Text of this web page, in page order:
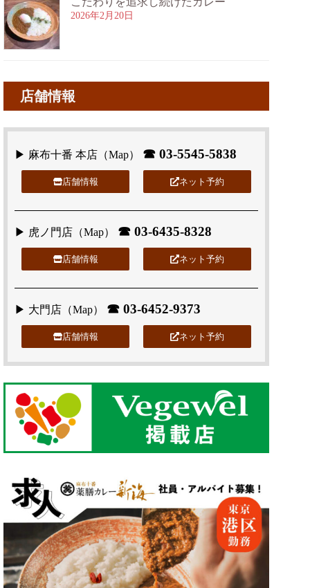
2026年2月20日
店舗情報
▶ 麻布十番 本店（Map） ☎ 03-5545-5838
店舗情報 ネット予約
▶ 虎ノ門店（Map） ☎ 03-6435-8328
店舗情報 ネット予約
▶ 大門店（Map） ☎ 03-6452-9373
店舗情報 ネット予約